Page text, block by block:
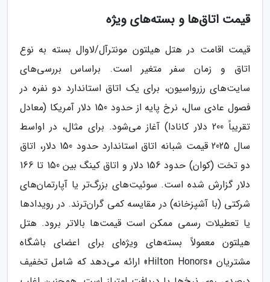
قیمت اتاق‌ها و بسته‌های ویژه
قیمت اقامت در هتل هیلتون مونترآل/لاوال بسته به نوع
اتاق و زمان سفر متغیر است. براساس بررسی‌های
سایت‌های رزرواسیون، برای یک اتاق استاندارد دو نفره در
فصول عادی سال، نرخ پایه از حدود 150 دلار آمریکا (معادل
تقریباً 200 دلار کانادا) آغاز می‌شود​. برای مثال، در اواسط
سال 2025 قیمت شبانه اتاق استاندارد حدود 150 دلار، اتاق
دو تخت (کوان) حدود 156 دلار و اتاق کینگ بین 150 تا 166
دلار گزارش شده است​. سوئیت‌های بزرگ‌تر یا آپارتمان‌های
شرکتی (با آشپزخانه) در مقایسه کمی گران‌ترند. در رویدادها
یا تعطیلات رسمی ممکن است قیمت‌ها بالاتر برود. هتل
هیلتون معمولاً بسته‌های ویژه‌ای برای اعضای باشگاه
مشتریان «Hilton Honors» ارائه می‌دهد که شامل تخفیف